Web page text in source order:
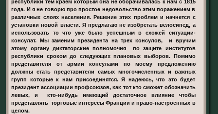
республики тем краем которым она не оборачивалась к нам с 1815
года. И я не говорю про простое недовольство этим поражением в
различных слоях населения. Решение этих проблем и начнется с
установки новой власти. Я предлагаю не изобретать велосипед, а
использовать то что уже было успешным в схожей ситуации-
консулат. Мы заменим президента на трех консулов, и вручим
этому органу диктаторские полномочия по защите институтов
республики сроком до следующих плановых выборов. Помимо
представителя от армии консулами по моему предложению
должны стать представители самых многочисленных и важных
групп которые к нам присоединятся. Я надеюсь, что это будет
президент ассоциации профсоюзов, как тот кто сможет обозначить
левых, и кто-нибудь имеющий достаточное влияние чтобы
представлять торговые интересы Франции и право-настроенных в
целом.